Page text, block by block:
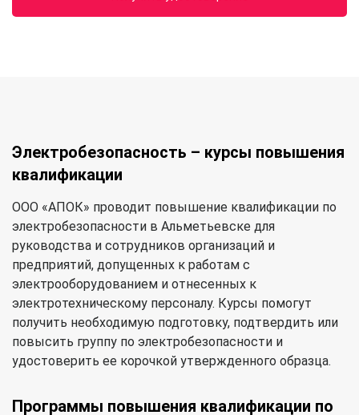
Электробезопасность – курсы повышения
квалификации
ООО «АПОК» проводит повышение квалификации по
электробезопасности в Альметьевске для
руководства и сотрудников организаций и
предприятий, допущенных к работам с
электрооборудованием и отнесенных к
электротехническому персоналу. Курсы помогут
получить необходимую подготовку, подтвердить или
повысить группу по электробезопасности и
удостоверить ее корочкой утвержденного образца.
Программы повышения квалификации по